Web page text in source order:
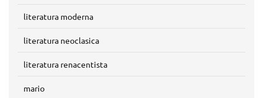
literatura moderna
literatura neoclasica
literatura renacentista
mario